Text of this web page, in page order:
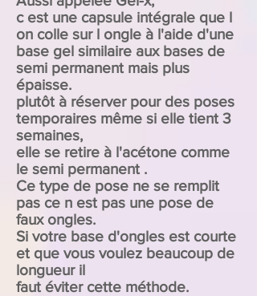
c est une capsule intégrale que l
on colle sur l ongle à l'aide d'une
base gel similaire aux bases de
semi permanent mais plus
épaisse.
plutôt à réserver pour des poses
temporaires même si elle tient 3
semaines,
elle se retire à l'acétone comme
le semi permanent .
Ce type de pose ne se remplit
pas ce n est pas une pose de
faux ongles.
Si votre base d'ongles est courte
et que vous voulez beaucoup de
longueur il
faut évitercette méthode.